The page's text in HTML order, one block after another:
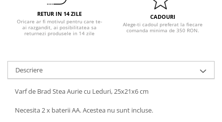
Petrecere 30 ani
Petrecere 40 Ani
Petrecere 50 ani
Craciun
Anul Nou
Gender Reveal
Botez
RETUR IN 14 ZILE
Oricare ar fi motivul pentru care te-
ai razgandit, ai posibilitatea sa
returnezi produsele in 14 zile
CADOURI
Alege-ti cadoul preferat la fiecare
comanda minima de 350 RON.
Descriere
Varf de Brad Stea Aurie cu Leduri, 25x21x6 cm
Necesita 2 x baterii AA. Acestea nu sunt incluse.